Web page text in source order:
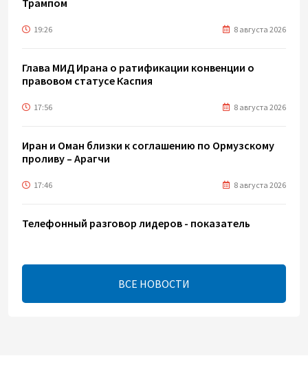
Трампом
19:26 8 августа 2026
Глава МИД Ирана о ратификации конвенции о
правовом статусе Каспия
17:56 8 августа 2026
Иран и Оман близки к соглашению по Ормузскому
проливу – Арагчи
17:46 8 августа 2026
Телефонный разговор лидеров - показатель
ВСЕ НОВОСТИ